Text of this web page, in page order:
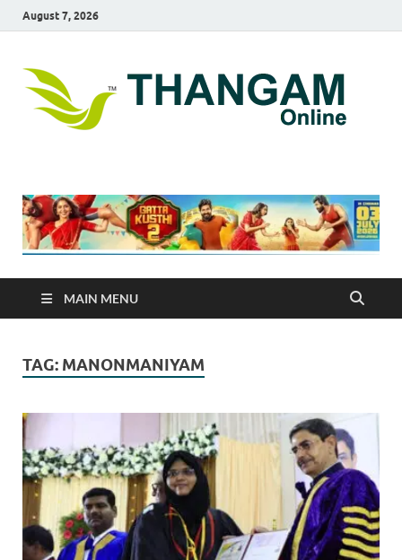
August 7, 2026
MAIN MENU
TAG: MANONMANIYAM